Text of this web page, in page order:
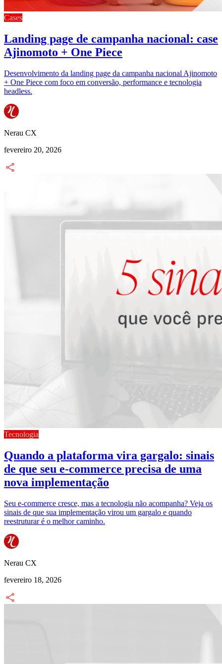
Cases
Landing page de campanha nacional: case
Ajinomoto + One Piece
Desenvolvimento da landing page da campanha nacional Ajinomoto
+ One Piece com foco em conversão, performance e tecnologia
headless.
Nerau CX
fevereiro 20, 2026
Tecnologia
Quando a plataforma vira gargalo: sinais
de que seu e-commerce precisa de uma
nova implementação
Seu e-commerce cresce, mas a tecnologia não acompanha? Veja os
sinais de que sua implementação virou um gargalo e quando
reestruturar é o melhor caminho.
Nerau CX
fevereiro 18, 2026